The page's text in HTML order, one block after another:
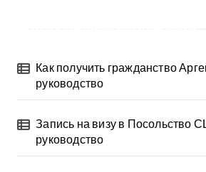
Как получить гражданство
руководство
Запись на визу в Посольство
руководство